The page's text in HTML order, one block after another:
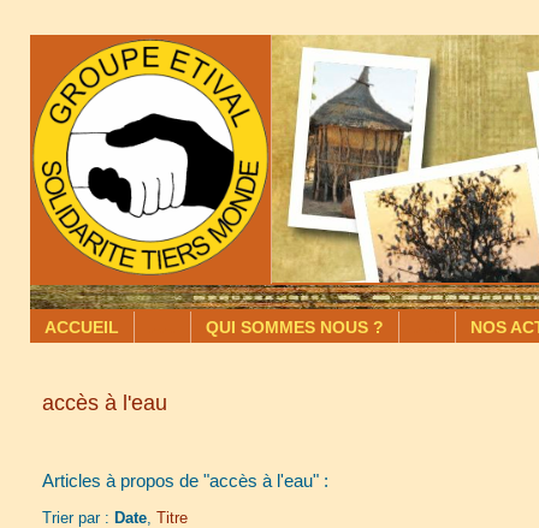
ACCUEIL QUI SOMMES NOUS ? NOS
accès à l'eau
Articles à propos de "accès à l'eau" :
Trier par : Date Titre